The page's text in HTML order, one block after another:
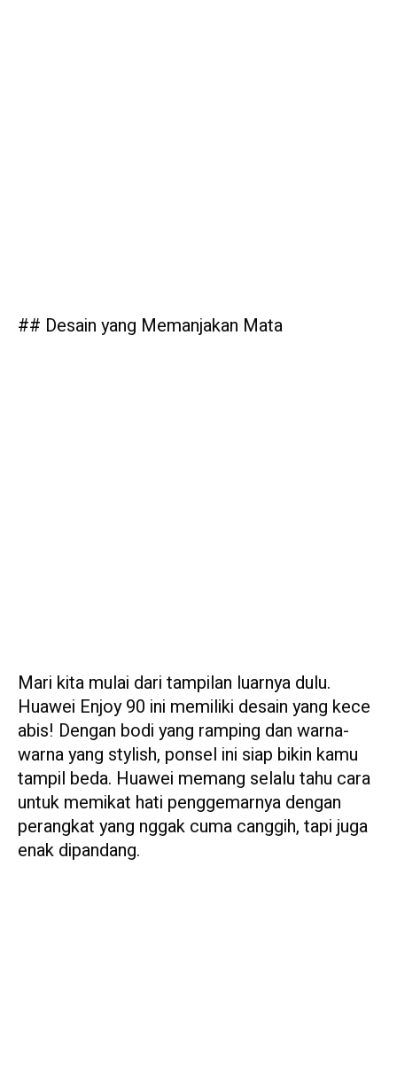
## Desain yang Memanjakan Mata
Mari kita mulai dari tampilan luarnya dulu.
Huawei Enjoy 90 ini memiliki desain yang kece
abis! Dengan bodi yang ramping dan warna-
warna yang stylish, ponsel ini siap bikin kamu
tampil beda. Huawei memang selalu tahu cara
untuk memikat hati penggemarnya dengan
perangkat yang nggak cuma canggih, tapi juga
enak dipandang.